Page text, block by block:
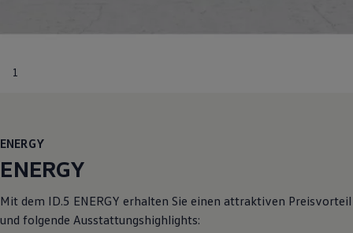
Digitale Extras
Dienste für Ihr Modell finden
Volkswagen Apps, Login und Shop
Handy und Fahrzeug verbinden
1
ENERGY
ENERGY
Mit dem ID.5 ENERGY erhalten Sie einen attraktiven Preisvorteil
und folgende Ausstattungshighlights: